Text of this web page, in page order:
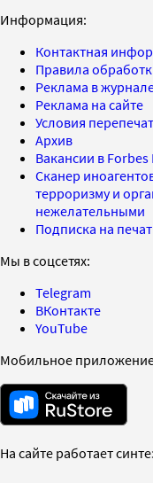
Информация:
Контактная
Правила
Реклама в
Реклама на сайте
Условия
Архив
Вакансии в Forbes
Сканер
терроризму и
нежелательными
Подписка на
Мы в соцсетях:
Telegram
ВКонтакте
YouTube
Мобильное
На сайте работает